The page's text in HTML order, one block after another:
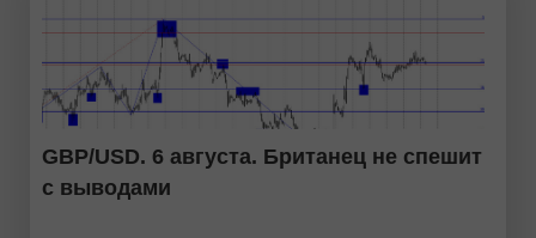
GBP/USD. 6 августа. Британец не спешит
с выводами